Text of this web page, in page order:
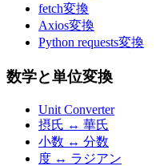
fetch変換
Axios変換
Python requests変換
数学と単位変換
Unit Converter
摂氏 ↔ 華氏
小数 ↔ 分数
度 ↔ ラジアン